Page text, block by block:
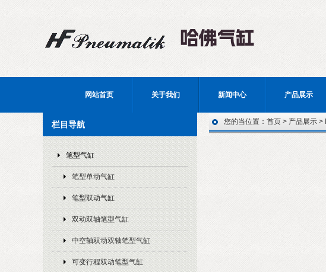
网站首页 关于我们 新闻中心 产品展示
栏目导航
笔型气缸
笔型单动气缸
笔型双动气缸
双动双轴笔型气缸
中空轴双动双轴笔型气缸
可变行程双动笔型气缸
您的当位置： 首页 > 产品展示 >